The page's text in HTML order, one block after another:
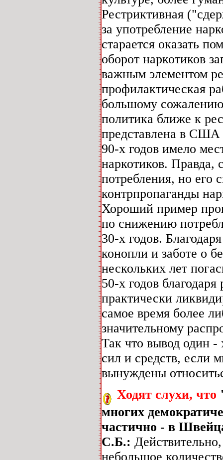
Рестриктивная
за употребление
старается оказать
оборот наркотиков
важным элементом
профилактическая
большому
политика ближе к
представлена в США
90-х годов имело
наркотиков. Правда,
потребления, но его
контрпропаганды
Хороший пример
по снижению
30-х годов.
конопли и заботе о
нескольких лет
50-х годов
практически
самое время более
значительному
Так что вывод один
сил и средств, если
вынуждены
Ходят слухи, что
многих
частично - в
С.Б.:
небольшое